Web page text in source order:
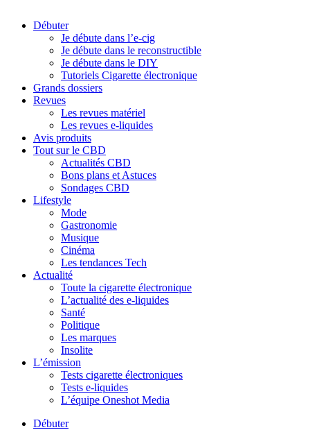
Débuter
Je débute dans l’e-cig
Je débute dans le reconstructible
Je débute dans le DIY
Tutoriels Cigarette électronique
Grands dossiers
Revues
Les revues matériel
Les revues e-liquides
Avis produits
Tout sur le CBD
Actualités CBD
Bons plans et Astuces
Sondages CBD
Lifestyle
Mode
Gastronomie
Musique
Cinéma
Les tendances Tech
Actualité
Toute la cigarette électronique
L’actualité des e-liquides
Santé
Politique
Les marques
Insolite
L’émission
Tests cigarette électroniques
Tests e-liquides
L’équipe Oneshot Media
Débuter